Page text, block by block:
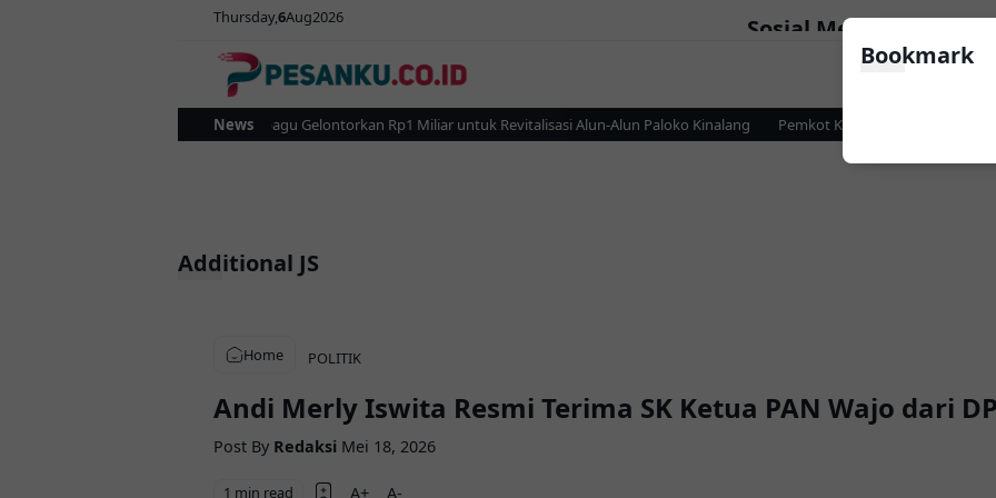
Thursday6Aug2026 Sosial Media
News
Pemkot Kotamobagu Gelontorkan Rp1 Miliar untuk Revitalisasi Alun-Alun Paloko Kinalang Pemkot Kotamobagu dan KPP
Home POLITIK
Andi Merly Iswita Resmi Terima SK Ketua PAN Wajo dari
Post By Redaksi Mei 18, 2026
1 min read
Bookmark
Additional JS